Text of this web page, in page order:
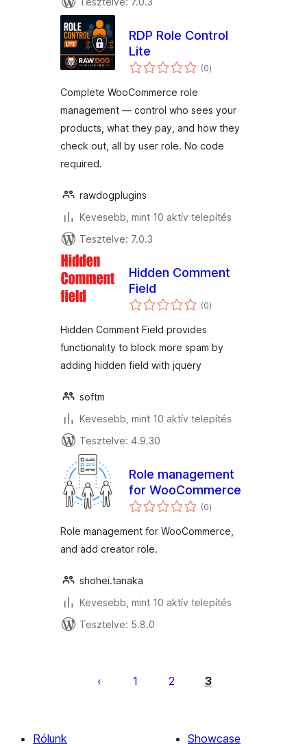
RDP Role Control
Lite
(0értékelés
összesen
)
Complete WooCommerce role
management — control who sees your
products, what they pay, and how they
check out, all by user role. No code
required.
rawdogplugins
Kevesebb, mint 10 aktív telepítés
Tesztelve: 7.0.3
Hidden Comment
Field
(0értékelés
összesen
)
Hidden Comment Field provides
functionality to block more spam by
adding hidden field with jquery
softm
Kevesebb, mint 10 aktív telepítés
Tesztelve: 4.9.30
Role management
for WooCommerce
(0értékelés
összesen
)
Role management for WooCommerce,
and add creator role.
shohei.tanaka
Kevesebb, mint 10 aktív telepítés
Tesztelve: 5.8.0
lapozása
1 2 3
Rólunk
Showcase